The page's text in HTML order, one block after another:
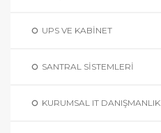
UPS VE KABINET
SANTRAL SISTEMLERI
KURUMSAL IT DANIŞMANLIK